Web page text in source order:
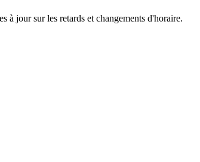
à jour sur les retards et changements d'horaire.